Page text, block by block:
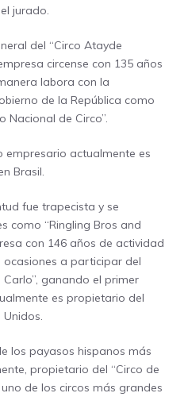
jurado.
del “Circo Atayde
circense con 135 años
labora con la
de la República como
Nacional de Circo”.
empresario actualmente es
Brasil.
fue trapecista y se
como “Ringling Bros and
con 146 años de actividad
a participar del
ganando el primer
es propietario del
Unidos.
los payasos hispanos más
propietario del “Circo de
de los circos más grandes